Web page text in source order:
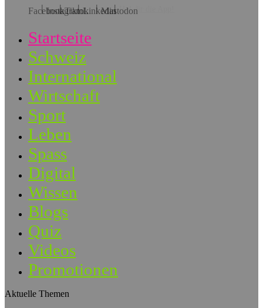
Hol dir die App!
Startseite
Schweiz
International
Wirtschaft
Sport
Leben
Spass
Digital
Wissen
Blogs
Quiz
Videos
Promotionen
Aktuelle Themen